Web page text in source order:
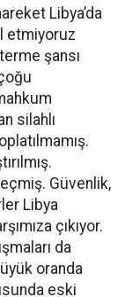
Libya’da
etmiyoruz
şansı
silahlı
Güvenlik,
Libya
çıkıyor.
da
oranda
eski